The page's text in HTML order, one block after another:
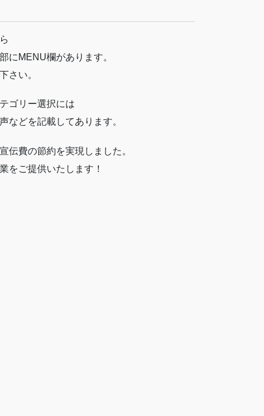
にMENU欄があります。
さい。
ゴリー選択には
などを記載してあります。
伝費の節約を実現しました。
をご提供いたします！